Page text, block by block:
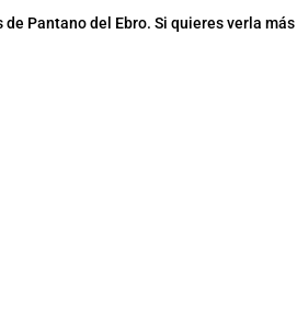
Pantano del Ebro. Si quieres verla